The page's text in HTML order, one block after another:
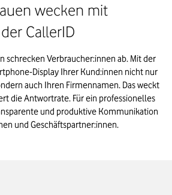
wecken mit
der CallerID
schrecken Verbraucher:innen ab. Mit der
Display Ihrer Kund:innen nicht nur
auch Ihren Firmennamen. Das weckt
die Antwortrate. Für ein professionelles
und produktive Kommunikation
und Geschäftspartner:innen.